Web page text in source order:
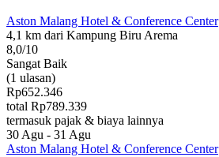
Aston Malang Hotel & Conference Center
4,1 km dari Kampung Biru Arema
8,0/10
Sangat Baik
(1 ulasan)
Rp652.346
total Rp789.339
termasuk pajak & biaya lainnya
30 Agu - 31 Agu
Aston Malang Hotel & Conference Center